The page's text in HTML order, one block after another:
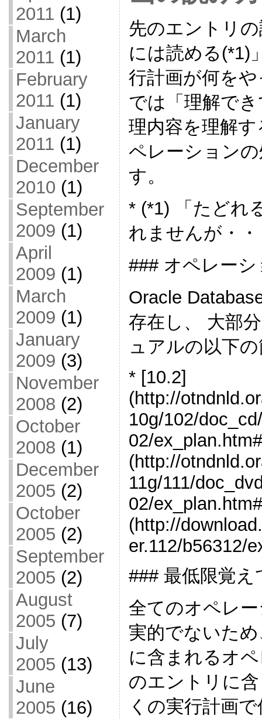
2011 (1)
March
2011 (1)
February
2011 (1)
January
2011 (1)
December
2010 (1)
September
2009 (1)
April
2009 (1)
March
2009 (1)
January
2009 (3)
November
2008 (2)
October
2008 (1)
December
2005 (2)
October
2005 (2)
September
2005 (2)
August
2005 (7)
July
2005 (13)
June
2005 (16)
先のエントリ
には読める(*1)
行計画が何を
では「理解で
理内容を理解
ペレーション
す。
* (*1) 「たどれ
れませんが・
### オペレー
Oracle
存在し、 大部
ュアルの以下
* [10.2]
(http://
10g/102/
02/
(http://
11g/111/
02/
(http://
er.112/b56312/
### 最低限覚
全てのオペレ
実的でないた
に含まれるオ
のエントリに
くの実行計画